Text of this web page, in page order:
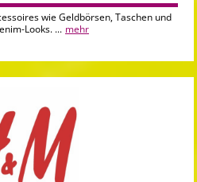
wie Geldbörsen, Taschen und
Looks. ... mehr